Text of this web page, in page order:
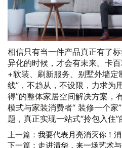
相信只有当一件产品真正有了
异化的时候，才会有未来。卡
+软装、刷新服务、别墅外墙定
线”，不趋从，不设限，力求为
得”的整体家居空间解决方案，
模式与家装消费者“ 装修一个家
题，真正实现一站式“拎包入住”
上一篇： 我要代表月亮消灭你！
下一篇： 走进清华，来一场艺术